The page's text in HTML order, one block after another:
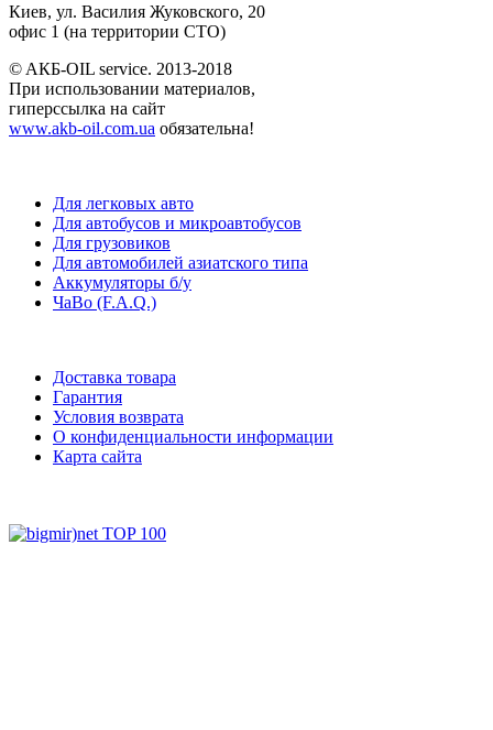
Киев, ул. Василия Жуковского, 20
офис 1 (на территории СТО)
© AКБ-OIL service. 2013-2018
При использовании материалов,
гиперссылка на сайт
www.akb-oil.com.ua обязательна!
Для легковых авто
Для автобусов и микроавтобусов
Для грузовиков
Для автомобилей азиатского типа
Аккумуляторы б/у
ЧаВо (F.A.Q.)
Доставка товара
Гарантия
Условия возврата
О конфиденциальности информации
Карта сайта